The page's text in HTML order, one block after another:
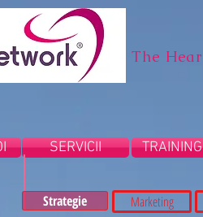
The
SERVICII
Strategie Marketing